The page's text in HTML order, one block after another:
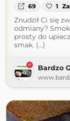
69 1
Znudził Ci się
odmiany?
prosty do
smak. (...)
Bardzo